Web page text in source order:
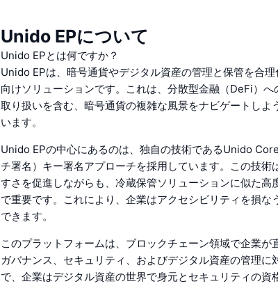
Unido EPについて
Unido EPとは何ですか？
Unido EPは、暗号通貨やデジタル資産の管理と保管を合
向けソリューションです。これは、分散型金融（DeFi）
取り扱いを含む、暗号通貨の複雑な風景をナビゲートしよ
います。
Unido EPの中心にあるのは、独自の技術であるUnido
チ署名）キー署名アプローチを採用しています。この技
すさを促進しながらも、冷蔵保管ソリューションに似た
で重要です。これにより、企業はアクセシビリティを損な
できます。
このプラットフォームは、ブロックチェーン領域で企業
ガバナンス、セキュリティ、およびデジタル資産の管理
で、企業はデジタル資産の世界で身元とセキュリティの資